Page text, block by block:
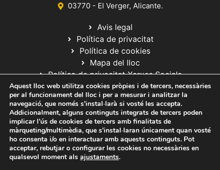
03770 - El Verger, Alicante.
Avis legal
Política de privacitat
Política de cookies
Mapa del lloc
Política de privacitat Xarxes Socials
© 2020 Web desarrollada por el Servicio de Informática de Diputación
de Alicante
Aquest lloc web utilitza cookies pròpies i de tercers, necessàries
per al funcionament del lloc i per a mesurar i analitzar la
navegació, que només s'instal·larà si vosté les accepta.
Addicionalment, alguns continguts integrats de tercers poden
implicar l'ús de cookies de tercers amb finalitats de
màrqueting/multimèdia, que s'instal·laran únicament quan vosté
ho consenta i/o en interactuar amb aquests continguts. Pot
acceptar, rebutjar o configurar les cookies no necessàries en
qualsevol moment als ajustaments.